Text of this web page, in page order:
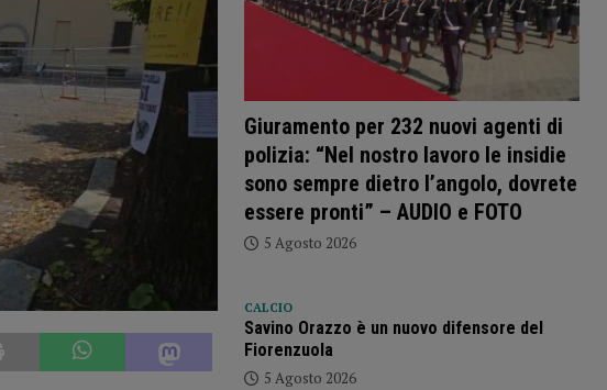
Giuramento per 232 nuovi agenti di
polizia: “Nel nostro lavoro le insidie
sono sempre dietro l’angolo, dovrete
essere pronti” – AUDIO e FOTO
5 Agosto 2026
CALCIO
Savino Orazzo è un nuovo difensore del
Fiorenzuola
5 Agosto 2026